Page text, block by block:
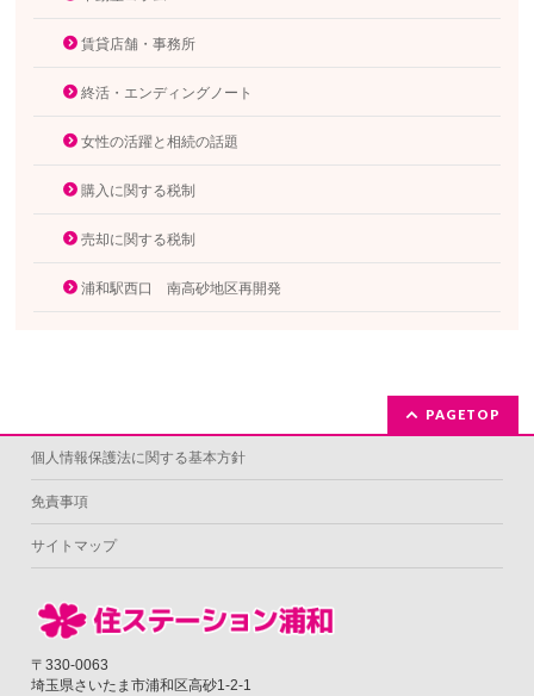
賃貸店舗・事務所
終活・エンディングノート
女性の活躍と相続の話題
購入に関する税制
売却に関する税制
浦和駅西口 南高砂地区再開発
PAGETOP
個人情報保護法に関する基本方針
免責事項
サイトマップ
〒330-0063
埼玉県さいたま市浦和区高砂1-2-1